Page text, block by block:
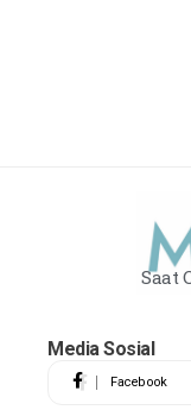
Saat
Media Sosial
Facebook